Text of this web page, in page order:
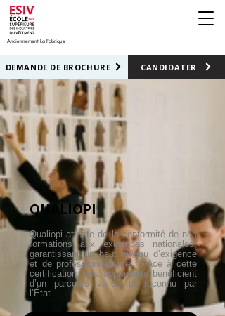
DEMANDE DE BROCHURE CANDIDATER
Anciennement La Fabrique
QUALIOPI
Qualiopi atteste de la conformité de nos
formations aux exigences nationales,
garantissant un haut niveau d’exigence
et de professionnalisme. Grâce à cette
certification, nos apprenants bénéficient
d’un parcours validé et reconnu par
l’État.